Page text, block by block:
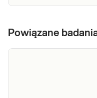
Powiązane